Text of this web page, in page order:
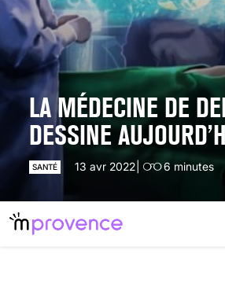
LA MÉDECINE DE
DESSINE
SANTÉ 13 avr 2022 6 minutes